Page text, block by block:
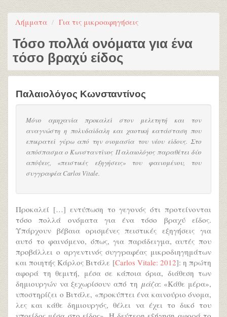
Λήμματα Για τις μικροαφηγήσεις
Τόσο πολλά ονόματα για ένα
τόσο βραχύ είδος
Παλαιολόγος Κωνσταντίνος
Μόνο αμηχανία προκαλεί στον μελετητή και τον
αναγνώστη η πολυδαίδαλη και χαοτική κατάσταση που
επικρατεί γύρω από την ονομασία του νέου είδους. Στο
απόσπασμα ο Κωνσταντίνος Παλαιολόγος παραθέτει δύο
απόψεις, «πειστικές εξηγήσεις» του φαινομένου, του
συγγραφέα Carlos Vitale.
Προκαλεί […] εντύπωση το γεγονός ότι προτείνονται
τόσο πολλά ονόματα για ένα τόσο βραχύ είδος.
Υπάρχουν βέβαια ορισμένες πειστικές εξηγήσεις για
αυτό το φαινόμενο, όπως, για παράδειγμα, αυτές που
προβάλλει ο αργεντινός συγγραφέας μικροδιηγημάτων
και ποιητής Κάρλος Βιτάλε [Carlos Vitale: 2012]: η πρώτη
αφορά τη θεμιτή, μέσα σε κάποια όρια, διάθεση των
δημιουργών να ξεχωρίσουν από τη μάζα: «Κάθε μέρα»,
υποστηρίζει ο Βιτάλε, «προκύπτει ένα καινούριο όνομα,
λες και κάθε δημιουργός, θέλει να έχει το δικό του